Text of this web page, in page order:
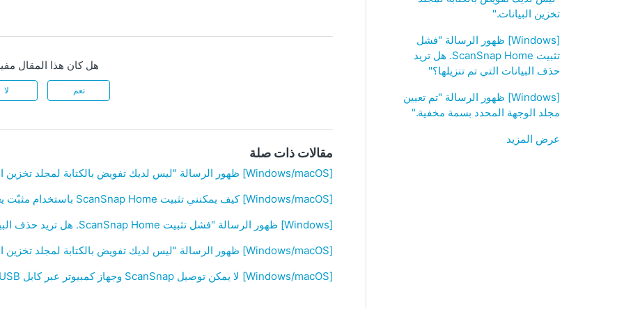
تخزين البيانات."
[Windows] ظهور الرسالة "فشل
تثبيت ScanSnap Home‏. هل تريد
حذف البيانات التي تم تنزيلها؟"
[Windows] ظهور الرسالة "تم تعيين
مجلد الوجهة المحدد بسمة مخفية."
عرض المزيد
هل كان هذا المقال
نعم لا
مقالات ذات صلة
[Windows/macOS] ظهور الرسالة "ليس لديك تفويض بالكتابة لمجلد تخزين البيانات."
[Windows/macOS] كيف يمكنني تثبيت ScanSnap Home باستخدام مثبّت يعمل في وضع عدم الاتصال؟
[Windows] ظهور الرسالة "فشل تثبيت ScanSnap Home‏. هل تريد حذف البيانات التي تم تنزيلها؟"
[Windows/macOS] ظهور الرسالة "ليس لديك تفويض بالكتابة لمجلد تخزين البيانات."
[Windows/macOS] لا يمكن توصيل ScanSnap وجهاز كمبيوتر عبر كابل USB